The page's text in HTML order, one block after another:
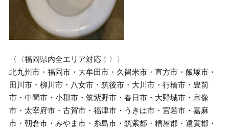
〈〈福岡県内全エリア対応！〉〉
北九州市・福岡市・大牟田市・久留米市・直方市・飯塚市・
田川市・柳川市・八女市・筑後市・大川市・行橋市・豊前
市・中間市・小郡市・筑紫野市・春日市・大野城市・宗像
市・太宰府市・古賀市・福津市・うきは市・宮若市・嘉麻
市・朝倉市・みやま市・糸島市・筑紫郡・糟屋郡・遠賀郡・